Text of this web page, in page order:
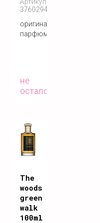
3760294350591
оригинальный
парфюм
не
осталось
The
woods
green
walk
100ml